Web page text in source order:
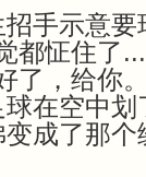
手示意
都怔住了
了，给你
在空中
成了那